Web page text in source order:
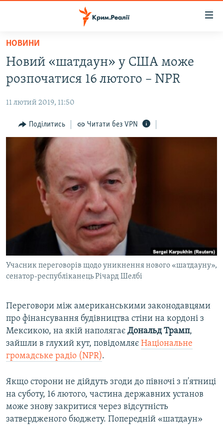
Перейти
основного
матеріалу
Перейти
до
навігації
Перейти
ВІДЕО ТА ФОТО
ПОЛІТИКА
БЛОГИ
ПОГЛЯД
ІНТЕРВ'Ю
ВСЕ ЗА ДЕНЬ
СПЕЦПРОЕКТИ
ДЕПОРТАЦІЯ
ВІДЕОУРОКИ «ELIFBE»
СВІДЧЕННЯ ОКУПАЦІЇ
УКРАЇНСЬКА ПРОБЛЕМА КРИМУ
ЯК ОБІЙТИ БЛОКУВАННЯ
Русский
Qırımtatar
Усі сайти RFE/RL
НОВИНИ
Новий «шатдаун» у США може
розпочатися 16 лютого – NPR
11 лютий 2019, 11:50
Поділитись Читати без VPN
Учасник переговорів щодо уникнення нового «шатдауну»,
сенатор-республіканець Річард Шелбі
Переговори між американськими законодавцями
про фінансування будівництва стіни на кордоні з
Мексикою, на якій наполягає Дональд Трамп,
зайшли в глухий кут, повідомляє Національне
громадське радіо (NPR).
Якщо сторони не дійдуть згоди до півночі з п'ятниці
на суботу, 16 лютого, частина державних установ
може знову закритися через відсутність
затвердженого бюджету. Попередній «шатдаун»